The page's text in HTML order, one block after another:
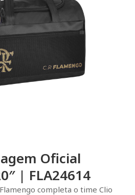
Oficial
| FLA24614
completa o time Clio